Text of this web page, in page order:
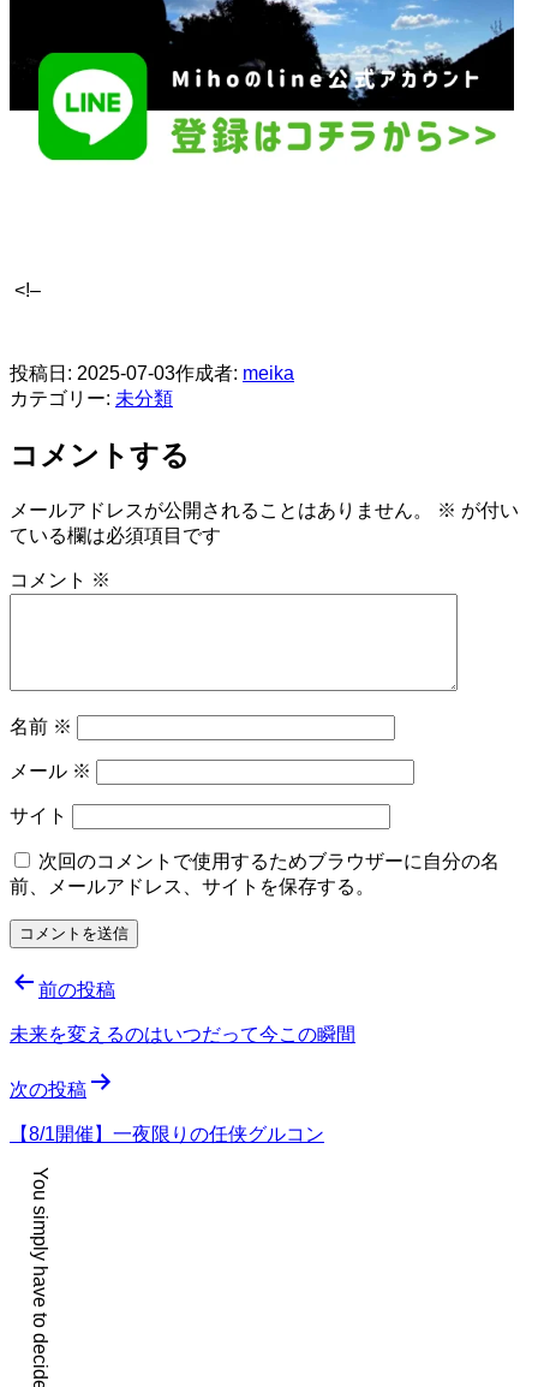
<!–
投稿日: 2025-07-03作成者: meika
カテゴリー: 未分類
コメントする
メールアドレスが公開されることはありません。 ※ が付い
ている欄は必須項目です
コメント ※
名前 ※
メール ※
サイト
次回のコメントで使用するためブラウザーに自分の名
前、メールアドレス、サイトを保存する。
投
稿
ビ
ゲ
ー
シ
ョ
ン
前の投稿
未来を変えるのはいつだって今この瞬間
次の投稿
【8/1開催】一夜限りの任侠グルコン